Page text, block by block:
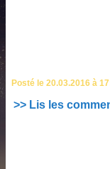
Posté le 20.03.2016 à
>> Lis les